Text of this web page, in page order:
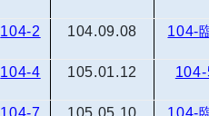
104-2 104.09.08 104-
104-4 105.01.12
104-7 105.05.10 104-